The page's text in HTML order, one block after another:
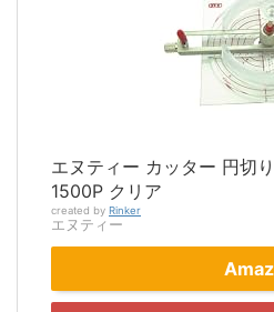
エヌティー カッター 円切
1500P クリア
created by Rinker
エヌティー